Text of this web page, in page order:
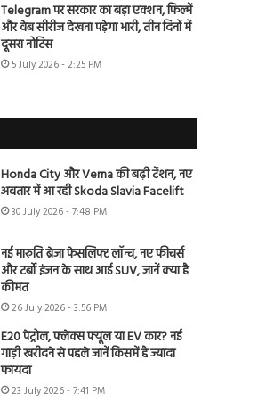
Telegram पर सरकार का बड़ा एक्शन, फिल्में
और वेब सीरीज देखना पड़ेगा भारी, तीन दिनों में
दूसरा नोटिस
5 July 2026 - 2:25 PM
Honda City और Verna की बढ़ी टेंशन, नए
अवतार में आ रही Skoda Slavia Facelift
30 July 2026 - 7:48 PM
नई मारुति ब्रेजा फेसलिफ्ट लॉन्च, नए फीचर्स
और टर्बो इंजन के साथ आई SUV, जानें क्या है
कीमत
26 July 2026 - 3:56 PM
E20 पेट्रोल, फ्लेक्स फ्यूल या EV कार? नई
गाड़ी खरीदने से पहले जानें किसमें है ज्यादा
फायदा
23 July 2026 - 7:41 PM